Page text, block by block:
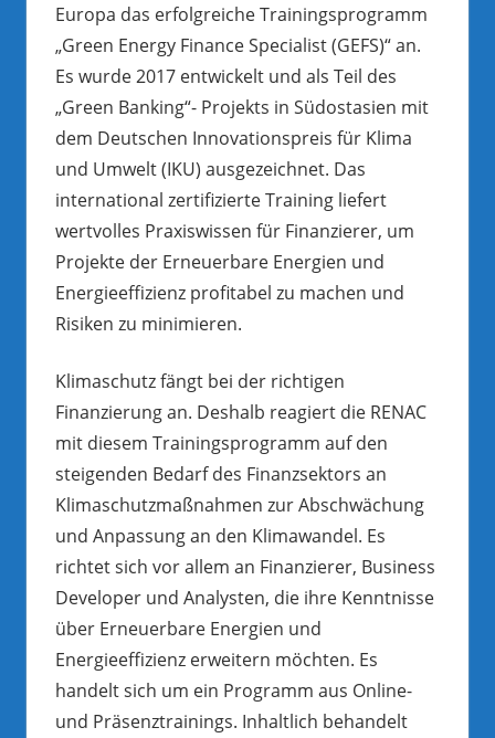
Europa das erfolgreiche Trainingsprogramm
„Green Energy Finance Specialist (GEFS)“ an.
Es wurde 2017 entwickelt und als Teil des
„Green Banking“- Projekts in Südostasien mit
dem Deutschen Innovationspreis für Klima
und Umwelt (IKU) ausgezeichnet. Das
international zertifizierte Training liefert
wertvolles Praxiswissen für Finanzierer, um
Projekte der Erneuerbare Energien und
Energieeffizienz profitabel zu machen und
Risiken zu minimieren.
Klimaschutz fängt bei der richtigen
Finanzierung an. Deshalb reagiert die RENAC
mit diesem Trainingsprogramm auf den
steigenden Bedarf des Finanzsektors an
Klimaschutzmaßnahmen zur Abschwächung
und Anpassung an den Klimawandel. Es
richtet sich vor allem an Finanzierer, Business
Developer und Analysten, die ihre Kenntnisse
über Erneuerbare Energien und
Energieeffizienz erweitern möchten. Es
handelt sich um ein Programm aus Online-
und Präsenztrainings. Inhaltlich behandelt